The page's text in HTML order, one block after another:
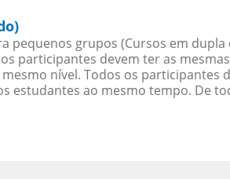
grupos (Cursos em
participantes devem ter as
nível. Todos os participantes
estudantes ao mesmo tempo. De